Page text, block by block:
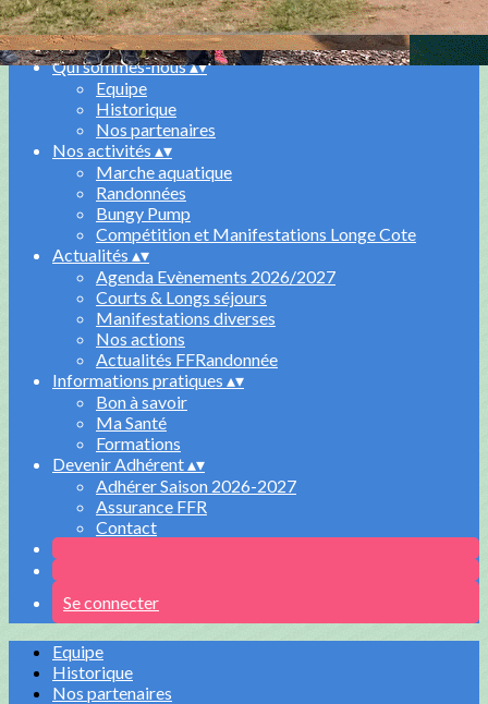
Accueil▴▾
Agenda▴▾
Qui sommes-nous▴▾
Equipe
Historique
Nos partenaires
Nos activités ▴▾
Marche aquatique
Randonnées
Bungy Pump
Compétition et Manifestations Longe Cote
Actualités ▴▾
Agenda Evènements 2026/2027
Courts & Longs séjours
Manifestations diverses
Nos actions
Actualités FFRandonnée
Informations pratiques ▴▾
Bon à savoir
Ma Santé
Formations
Devenir Adhérent▴▾
Adhérer Saison 2026-2027
Assurance FFR
Contact
Se connecter
Equipe
Historique
Nos partenaires